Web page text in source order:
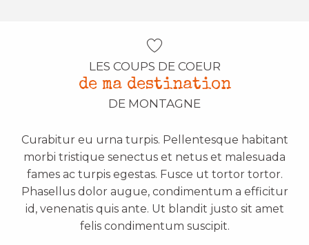
LES COUPS DE COEUR
de ma destination
DE MONTAGNE
Curabitur eu urna turpis. Pellentesque habitant
morbi tristique senectus et netus et malesuada
fames ac turpis egestas. Fusce ut tortor tortor.
Phasellus dolor augue, condimentum a efficitur
id, venenatis quis ante. Ut blandit justo sit amet
felis condimentum suscipit.